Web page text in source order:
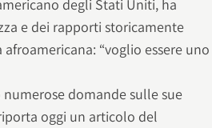
degli Stati Uniti, ha
e dei rapporti storicamente
“voglio essere uno
domande sulle sue
oggi un articolo del